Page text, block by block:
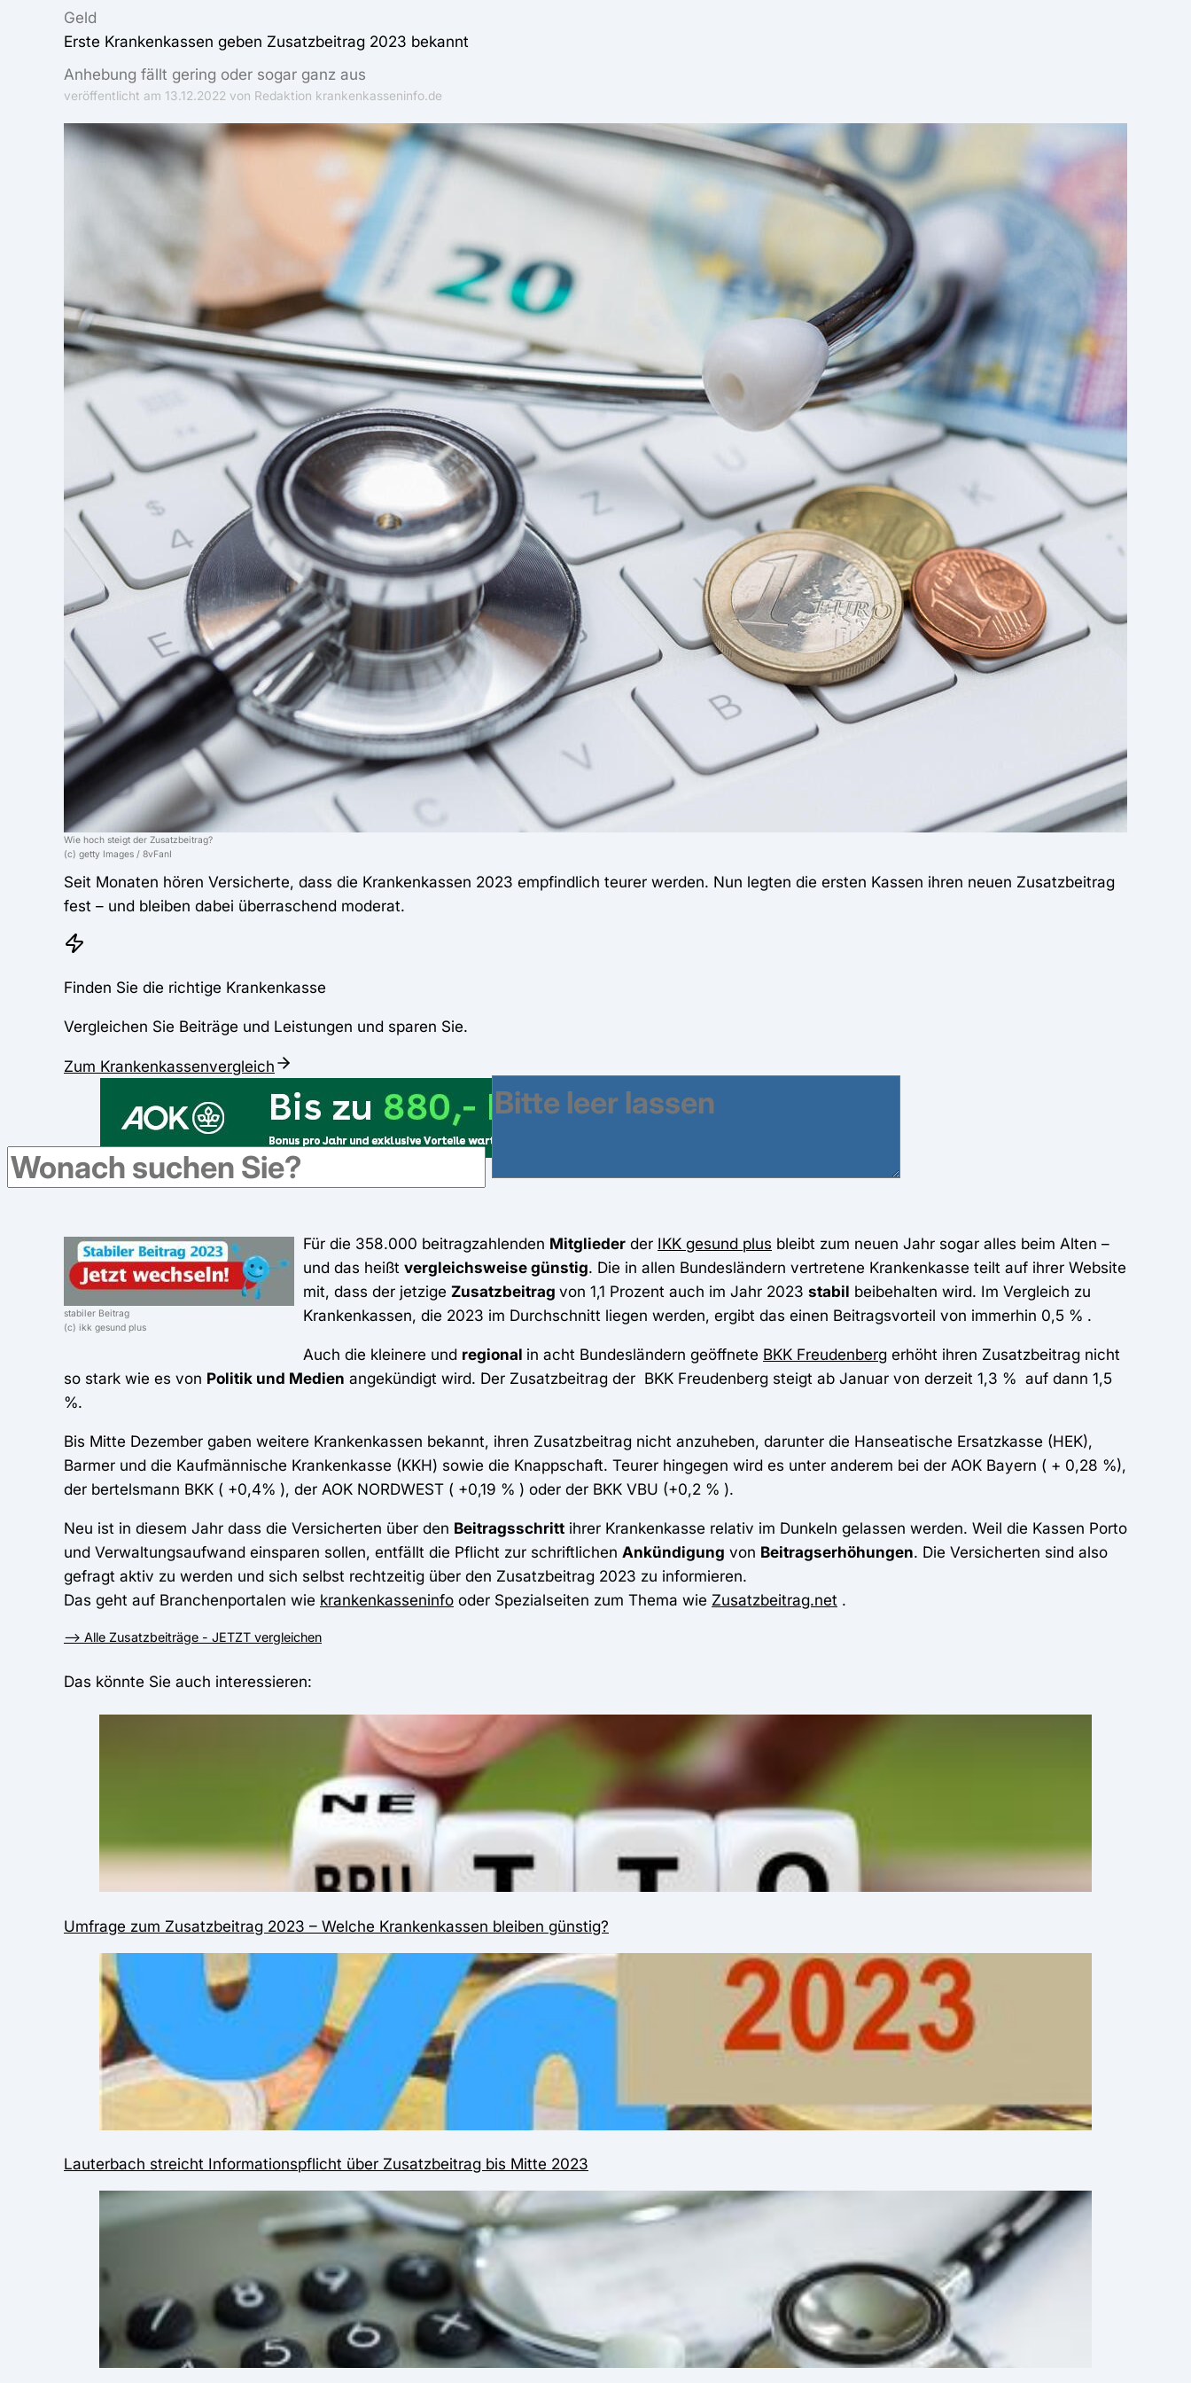
Geld
Erste Krankenkassen geben Zusatzbeitrag 2023 bekannt
Anhebung fällt gering oder sogar ganz aus
veröffentlicht am 13.12.2022 von Redaktion krankenkasseninfo.de
Wie hoch steigt der Zusatzbeitrag?
(c) getty Images / 8vFanI
Seit Monaten hören Versicherte, dass die Krankenkassen 2023 empfindlich teurer werden. Nun legten die ersten Kassen ihren neuen Zusatzbeitrag
fest – und bleiben dabei überraschend moderat.
Finden Sie die richtige Krankenkasse
Vergleichen Sie Beiträge und Leistungen und sparen Sie.
Zum Krankenkassenvergleich
stabiler Beitrag
(c) ikk gesund plus
Für die 358.000 beitragzahlenden Mitglieder der IKK gesund plus bleibt zum neuen Jahr sogar alles beim Alten –
und das heißt vergleichsweise günstig. Die in allen Bundesländern vertretene Krankenkasse teilt auf ihrer Website
mit, dass der jetzige Zusatzbeitrag von 1,1 Prozent auch im Jahr 2023 stabil beibehalten wird. Im Vergleich zu
Krankenkassen, die 2023 im Durchschnitt liegen werden, ergibt das einen Beitragsvorteil von immerhin 0,5 % .
Auch die kleinere und regional in acht Bundesländern geöffnete BKK Freudenberg erhöht ihren Zusatzbeitrag nicht
so stark wie es von Politik und Medien angekündigt wird. Der Zusatzbeitrag der BKK Freudenberg steigt ab Januar von derzeit 1,3 % auf dann 1,5
%.
Bis Mitte Dezember gaben weitere Krankenkassen bekannt, ihren Zusatzbeitrag nicht anzuheben, darunter die Hanseatische Ersatzkasse (HEK),
Barmer und die Kaufmännische Krankenkasse (KKH) sowie die Knappschaft. Teurer hingegen wird es unter anderem bei der AOK Bayern ( + 0,28 %),
der bertelsmann BKK ( +0,4% ), der AOK NORDWEST ( +0,19 % ) oder der BKK VBU (+0,2 % ).
Neu ist in diesem Jahr dass die Versicherten über den Beitragsschritt ihrer Krankenkasse relativ im Dunkeln gelassen werden. Weil die Kassen Porto
und Verwaltungsaufwand einsparen sollen, entfällt die Pflicht zur schriftlichen Ankündigung von Beitragserhöhungen. Die Versicherten sind also
gefragt aktiv zu werden und sich selbst rechtzeitig über den Zusatzbeitrag 2023 zu informieren.
Das geht auf Branchenportalen wie krankenkasseninfo oder Spezialseiten zum Thema wie Zusatzbeitrag.net .
--> Alle Zusatzbeiträge - JETZT vergleichen
Das könnte Sie auch interessieren:
Umfrage zum Zusatzbeitrag 2023 – Welche Krankenkassen bleiben günstig?
Lauterbach streicht Informationspflicht über Zusatzbeitrag bis Mitte 2023